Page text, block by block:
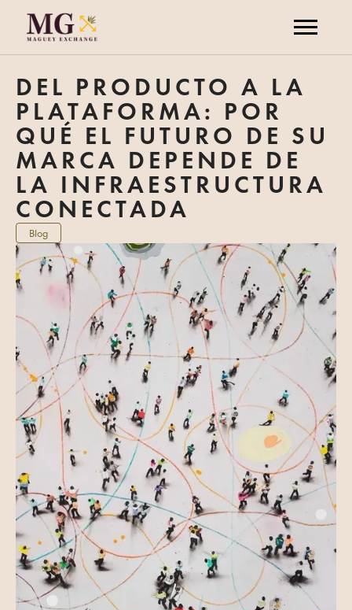
DEL PRODUCTO A LA
PLATAFORMA: POR
QUÉ EL FUTURO DE SU
MARCA DEPENDE DE
LA INFRAESTRUCTURA
CONECTADA
Blog